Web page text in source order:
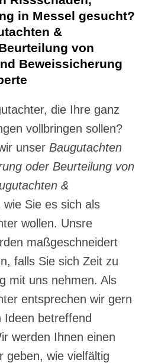
in Messel gesucht?
&
von
Beweissicherung
die Ihre ganz
vollbringen sollen?
unser Baugutachten
oder Beurteilung von
&
Sie es sich als
wollen. Unsre
maßgeschneidert
falls Sie sich Zeit zu
mit uns nehmen. Als
entsprechen wir gern
Ideen betreffend
werden Ihnen einen
geben, wie vielfältig